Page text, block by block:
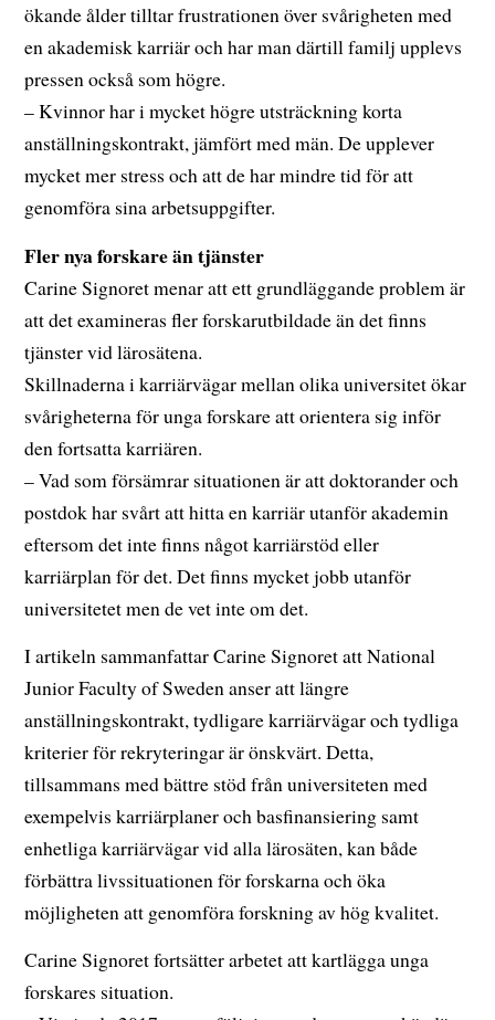
ökande ålder tilltar frustrationen över svårigheten med
en akademisk karriär och har man därtill familj upplevs
pressen också som högre.
– Kvinnor har i mycket högre utsträckning korta
anställningskontrakt, jämfört med män. De upplever
mycket mer stress och att de har mindre tid för att
genomföra sina arbetsuppgifter.
Fler nya forskare än tjänster
Carine Signoret menar att ett grundläggande problem är
att det examineras fler forskarutbildade än det finns
tjänster vid lärosätena.
Skillnaderna i karriärvägar mellan olika universitet ökar
svårigheterna för unga forskare att orientera sig inför
den fortsatta karriären.
– Vad som försämrar situationen är att doktorander och
postdok har svårt att hitta en karriär utanför akademin
eftersom det inte finns något karriärstöd eller
karriärplan för det. Det finns mycket jobb utanför
universitetet men de vet inte om det.
I artikeln sammanfattar Carine Signoret att National
Junior Faculty of Sweden anser att längre
anställningskontrakt, tydligare karriärvägar och tydliga
kriterier för rekryteringar är önskvärt. Detta,
tillsammans med bättre stöd från universiteten med
exempelvis karriärplaner och basfinansiering samt
enhetliga karriärvägar vid alla lärosäten, kan både
förbättra livssituationen för forskarna och öka
möjligheten att genomföra forskning av hög kvalitet.
Carine Signoret fortsätter arbetet att kartlägga unga
forskares situation.